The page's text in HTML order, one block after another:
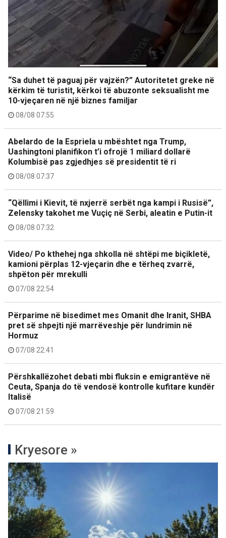
“Sa duhet të paguaj për vajzën?” Autoritetet greke në
kërkim të turistit, kërkoi të abuzonte seksualisht me
10-vjeçaren në një biznes familjar
08/08 07:55
Abelardo de la Espriela u mbështet nga Trump,
Uashingtoni planifikon t’i ofrojë 1 miliard dollarë
Kolumbisë pas zgjedhjes së presidentit të ri
08/08 07:37
“Qëllimi i Kievit, të nxjerrë serbët nga kampi i Rusisë”,
Zelensky takohet me Vuçiç në Serbi, aleatin e Putin-it
08/08 07:32
Video/ Po kthehej nga shkolla në shtëpi me biçikletë,
kamioni përplas 12-vjeçarin dhe e tërheq zvarrë,
shpëton për mrekulli
07/08 22:54
Përparime në bisedimet mes Omanit dhe Iranit, SHBA
pret së shpejti një marrëveshje për lundrimin në
Hormuz
07/08 22:41
Përshkallëzohet debati mbi fluksin e emigrantëve në
Ceuta, Spanja do të vendosë kontrolle kufitare kundër
Italisë
07/08 21:59
Kryesore »